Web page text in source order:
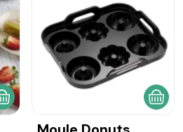
AJOUTER AU PANIER